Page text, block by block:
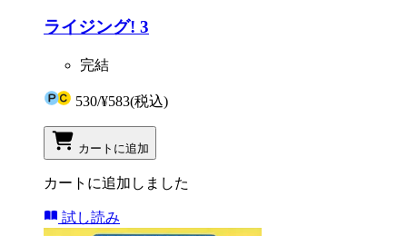
ライジング! 3
完結
530/¥583(税込)
カートに追加
カートに追加しました
試し読み